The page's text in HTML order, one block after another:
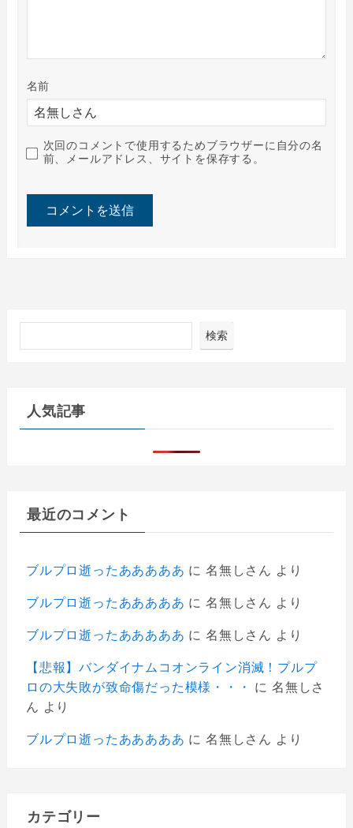
名前
次回のコメントで使用するためブラウザーに自分の名
前、メールアドレス、サイトを保存する。
検索
人気記事
最近のコメント
ブルプロ逝ったあああああ に 名無しさん より
ブルプロ逝ったあああああ に 名無しさん より
ブルプロ逝ったあああああ に 名無しさん より
【悲報】バンダイナムコオンライン消滅！プルプ
ロの大失敗が致命傷だった模様・・・
に 名無しさ
ん より
ブルプロ逝ったあああああ に 名無しさん より
カテゴリー